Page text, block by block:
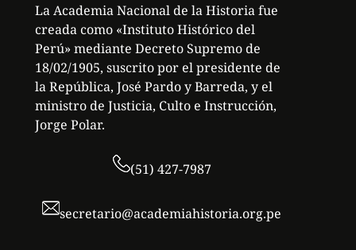
La Academia Nacional de la Historia fue
creada como «Instituto Histórico del
Perú» mediante Decreto Supremo de
18/02/1905, suscrito por el presidente de
la República, José Pardo y Barreda, y el
ministro de Justicia, Culto e Instrucción,
Jorge Polar.
(51) 427-7987
secretario@academiahistoria.org.pe